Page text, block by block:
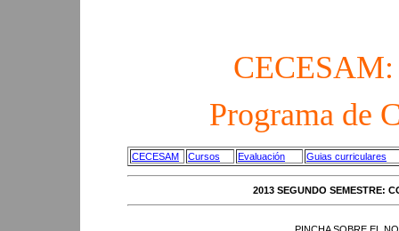
CECESAM:
Programa de
CECESAM Cursos Evaluación Guias curriculares
2013 SEGUNDO SEMESTRE: